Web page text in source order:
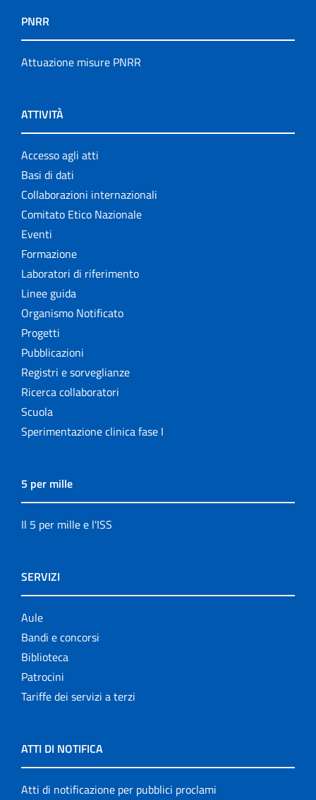
PNRR
Attuazione misure PNRR
ATTIVITÀ
Accesso agli atti
Basi di dati
Collaborazioni internazionali
Comitato Etico Nazionale
Eventi
Formazione
Laboratori di riferimento
Linee guida
Organismo Notificato
Progetti
Pubblicazioni
Registri e sorveglianze
Ricerca collaboratori
Scuola
Sperimentazione clinica fase I
5 per mille
Il 5 per mille e l'ISS
SERVIZI
Aule
Bandi e concorsi
Biblioteca
Patrocini
Tariffe dei servizi a terzi
ATTI DI NOTIFICA
Atti di notificazione per pubblici proclami